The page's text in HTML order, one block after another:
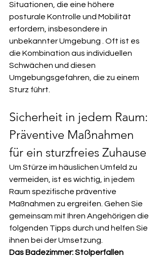
Situationen, die eine höhere
posturale Kontrolle und Mobilität
erfordern, insbesondere in
unbekannter Umgebung . Oft ist es
die Kombination aus individuellen
Schwächen und diesen
Umgebungsgefahren, die zu einem
Sturz führt.
Sicherheit in jedem Raum:
Präventive Maßnahmen
für ein sturzfreies Zuhause
Um Stürze im häuslichen Umfeld zu
vermeiden, ist es wichtig, in jedem
Raum spezifische präventive
Maßnahmen zu ergreifen. Gehen Sie
gemeinsam mit Ihren Angehörigen die
folgenden Tipps durch und helfen Sie
ihnen bei der Umsetzung.
Das Badezimmer: Stolperfallen